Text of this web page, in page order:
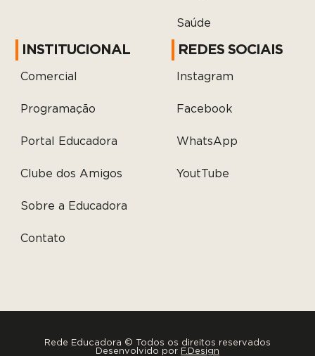
Saúde
INSTITUCIONAL
Comercial
Programação
Portal Educadora
Clube dos Amigos
Sobre a Educadora
Contato
REDES SOCIAIS
Instagram
Facebook
WhatsApp
YoutTube
Rede Educadora © Todos os direitos reservados
Desenvolvido por F.Design